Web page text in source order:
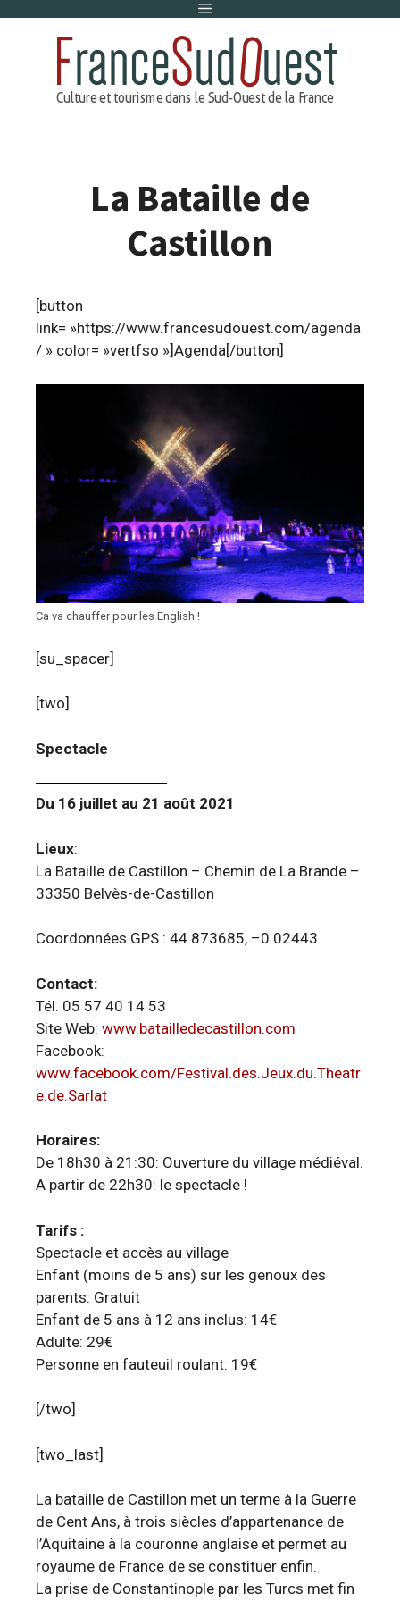
Menu
La Bataille de
Castillon
[button
link= »https://www.francesudouest.com/agenda
/ » color= »vertfso »]Agenda[/button]
Ca va chauffer pour les English !
[su_spacer]
[two]
Spectacle
Du 16 juillet au 21 août 2021
Lieux:
La Bataille de Castillon – Chemin de La Brande –
33350 Belvès-de-Castillon
Coordonnées GPS : 44.873685, –0.02443
Contact:
Tél. 05 57 40 14 53
Site Web: www.batailledecastillon.com
Facebook:
www.facebook.com/Festival.des.Jeux.du.Theatr
e.de.Sarlat
Horaires:
De 18h30 à 21:30: Ouverture du village médiéval.
A partir de 22h30: le spectacle !
Tarifs :
Spectacle et accès au village
Enfant (moins de 5 ans) sur les genoux des
parents: Gratuit
Enfant de 5 ans à 12 ans inclus: 14€
Adulte: 29€
Personne en fauteuil roulant: 19€
[/two]
[two_last]
La bataille de Castillon met un terme à la Guerre
de Cent Ans, à trois siècles d’appartenance de
l’Aquitaine à la couronne anglaise et permet au
royaume de France de se constituer enfin.
La prise de Constantinople par les Turcs met fin